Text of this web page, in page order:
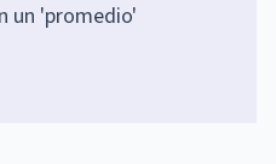
un 'promedio'